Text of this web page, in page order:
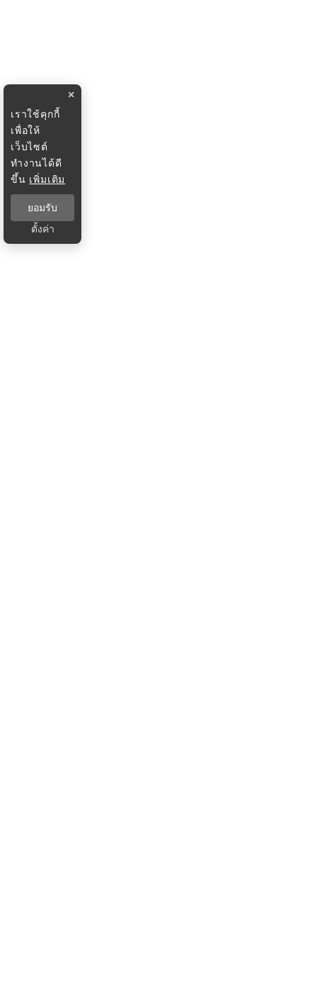
×
เราใช้คุกกี้
เพื่อให้
เว็บไซต์
ทำงานได้ดี
ขึ้น เพิ่มเติม
ยอมรับ
ตั้งค่า